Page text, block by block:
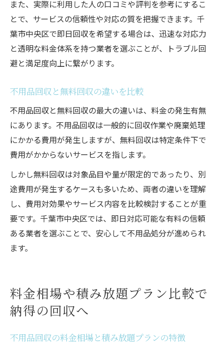
また、実際に利用した人の口コミや評判を参考にするこ
とで、サービスの信頼性や対応の質を把握できます。千
葉市中央区で即日回収を希望する場合は、迅速な対応力
と透明な料金体系を持つ業者を選ぶことが、トラブル回
避と満足度向上に繋がります。
不用品回収と無料回収の違いを比較
不用品回収と無料回収の最大の違いは、料金の発生有無
にあります。不用品回収は一般的に回収作業や廃棄処理
にかかる費用が発生しますが、無料回収は特定条件下で
費用がかからないサービスを指します。
しかし無料回収は対象品目や量が限定的であったり、別
途費用が発生するケースも多いため、両者の違いを理解
し、費用対効果やサービス内容を比較検討することが重
要です。千葉市中央区では、即日対応可能な有料の信頼
ある業者を選ぶことで、安心して不用品処分が進められ
ます。
料金相場や積み放題プラン比較で
納得の回収へ
不用品回収の料金相場と積み放題プランの特徴